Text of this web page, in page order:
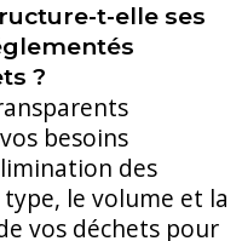
t-elle ses
?
besoins
des
le volume et la
vos déchets pour